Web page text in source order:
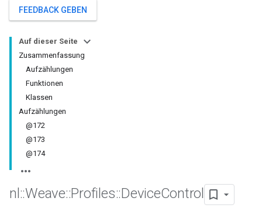
FEEDBACK GEBEN
Auf dieser Seite
Zusammenfassung
Aufzählungen
Funktionen
Klassen
Aufzählungen
@172
@173
@174
nl ::Weave::Profiles::DeviceControl